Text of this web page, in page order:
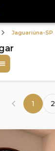
Jaguariúna-SP
1 2